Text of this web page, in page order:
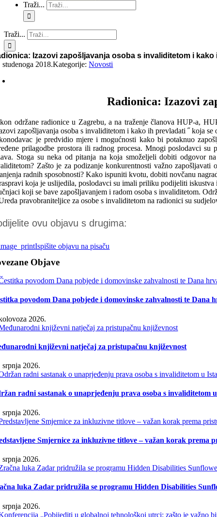
Traži...
Traži...
Izazovi zapošljavanja osoba s invaliditetom i kako
studenoga 2018.Kategorije:Novosti
Radionica: Izazovi
održane radionice u Zagrebu, a na traženje članova HUP-a,
zapošljavanja osoba s invaliditetom i kako ih prevladati ˝ koja
je predvidio mjere i mogućnosti kako bi potaknuo
prilagodbe prostora ili radnog procesa. Mnogi poslodavci
Stoga su neka od pitanja na koja smoželjeli dobiti odgovor
Zašto je za podizanje konkurentnosti važno
radnih sposobnosti? Kako ispuniti kvotu, dobiti novčanu
koja je uslijedila, poslodavci su imali priliku podijeliti
koji se bave zapošljavanjem i radom osoba s invaliditetom.
pravobraniteljice za osobe s invaliditetom na radionici su
ovu objavu s drugima:
Ispišite objavu na pisaču
Objave
povodom Dana pobjede i domovinske zahvalnosti te Dana
2026.
književni natječaj za pristupačnu književnost
srpnja 2026.
radni sastanak o unaprjeđenju prava osoba s invaliditetom
srpnja 2026.
Smjernice za inkluzivne titlove – važan korak prema
srpnja 2026.
luka Zadar pridružila se programu Hidden Disabilities
srpnja 2026.